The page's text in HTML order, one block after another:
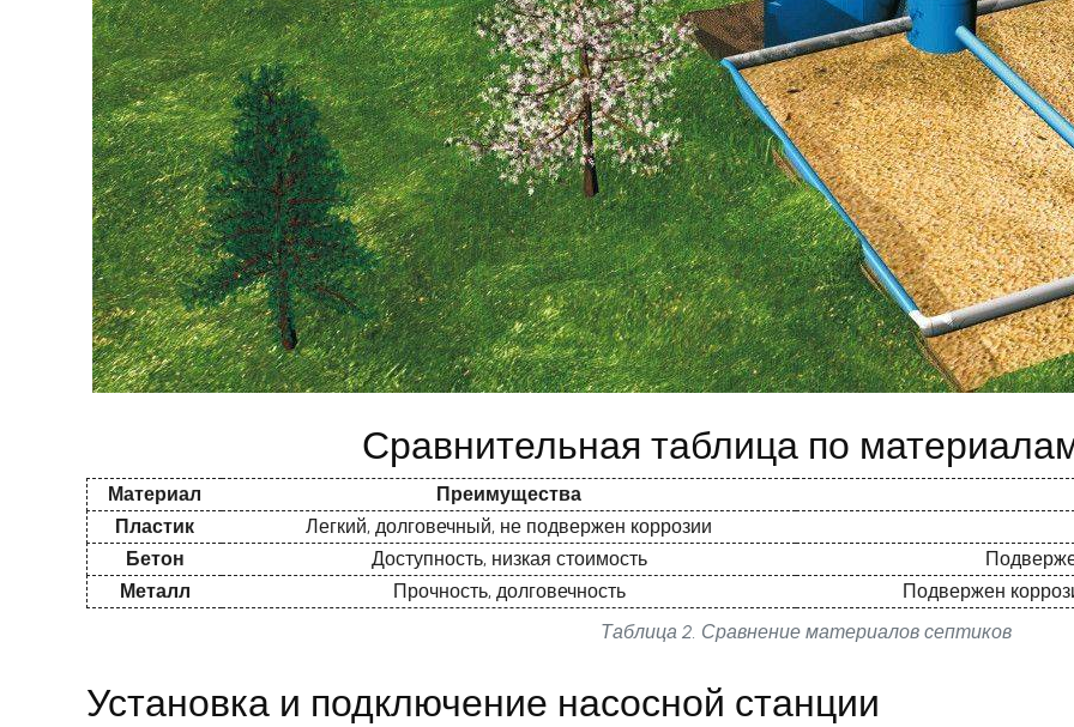
Сравнительная таблица по
Таблица 2. Сравнение материалов септиков
Материал
Преимущества
Пластик
Легкий, долговечный, не подвержен коррозии
Бетон
Доступность, низкая стоимость
Металл
Прочность, долговечность Подвержен
Установка и подключение насосной станции